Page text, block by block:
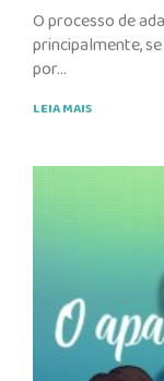
O processo de
principalmente,
por
LEIA MAIS